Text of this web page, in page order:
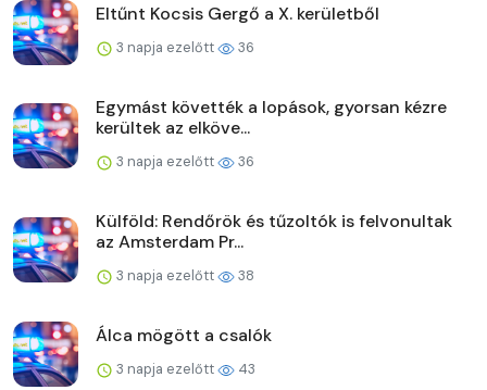
Eltűnt Kocsis Gergő a X. kerületből
3 napja ezelőtt 36
Egymást követték a lopások, gyorsan kézre
kerültek az elköve...
3 napja ezelőtt 36
Külföld: Rendőrök és tűzoltók is felvonultak
az Amsterdam Pr...
3 napja ezelőtt 38
Álca mögött a csalók
3 napja ezelőtt 43